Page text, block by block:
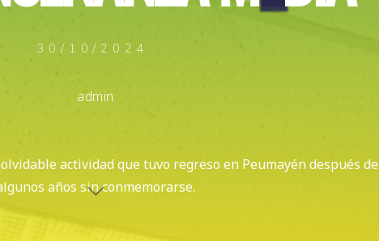
30/10/2024
admin
actividad que tuvo regreso en Peumayén después de
años sin conmemorarse.